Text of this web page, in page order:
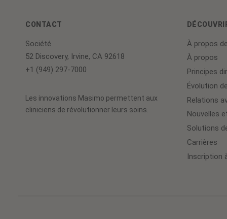
CONTACT
Société
52 Discovery, Irvine, CA 92618
+1 (949) 297-7000
Les innovations Masimo permettent aux
cliniciens de révolutionner leurs soins.
À propos de
À propos
Principes
Évolution
Relations
Nouvelles
Solutions
Carrières
Inscription